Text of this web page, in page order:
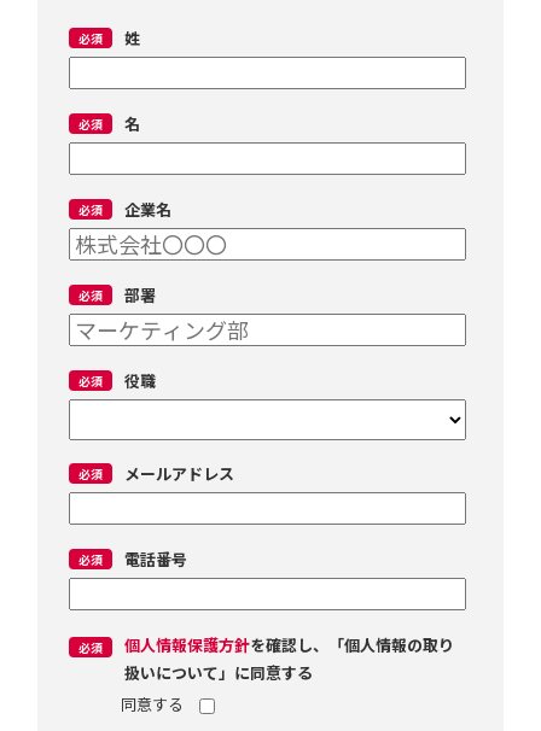
姓
名
企業名
部署
役職
メールアドレス
電話番号
個人情報保護方針を確認し、「個人情報の取り
扱いについて」に同意する